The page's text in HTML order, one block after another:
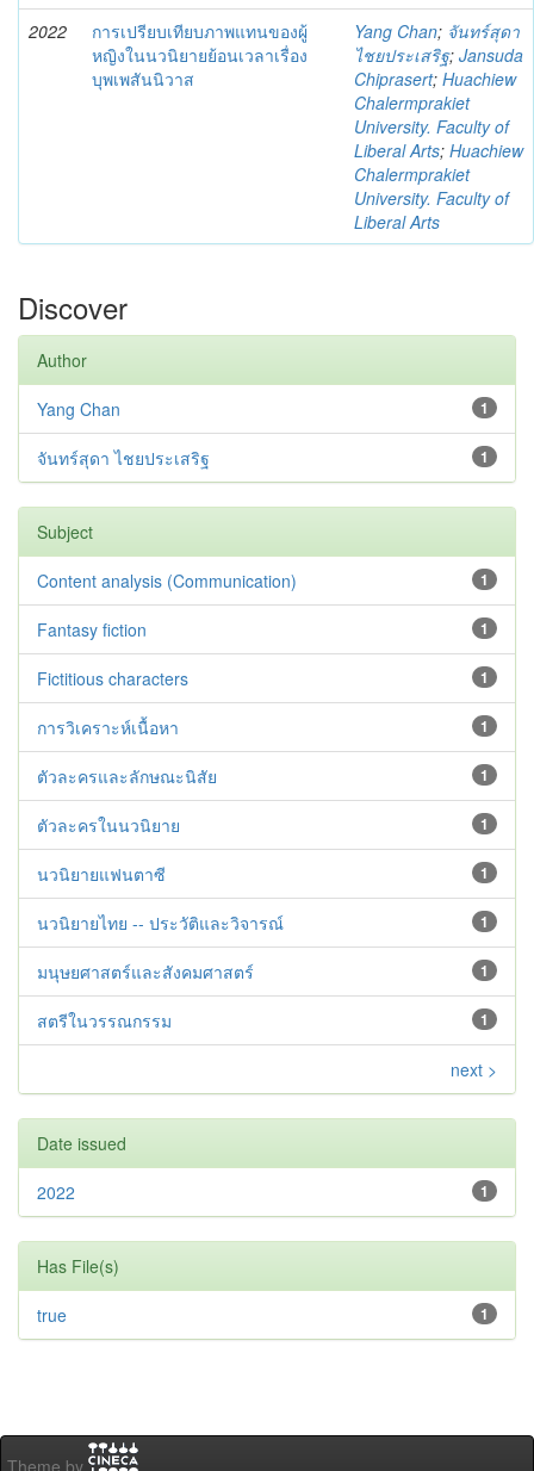
2022
การเปรียบเทียบภาพแทนของผู้
หญิงในนวนิยายย้อนเวลาเรื่อง
บุพเพสันนิวาส
Yang Chan; จันทร์สุดา
ไชยประเสริฐ; Jansuda
Chiprasert; Huachiew
Chalermprakiet
University. Faculty of
Liberal Arts; Huachiew
Chalermprakiet
University. Faculty of
Liberal Arts
Discover
Author
1
Yang Chan
1
จันทร์สุดา ไชยประเสริฐ
Subject
1
Content analysis (Communication)
1
Fantasy fiction
1
Fictitious characters
1
การวิเคราะห์เนื้อหา
1
ตัวละครและลักษณะนิสัย
1
ตัวละครในนวนิยาย
1
นวนิยายแฟนตาซี
1
นวนิยายไทย -- ประวัติและวิจารณ์
1
มนุษยศาสตร์และสังคมศาสตร์
1
สตรีในวรรณกรรม
next >
Date issued
1
2022
Has File(s)
1
true